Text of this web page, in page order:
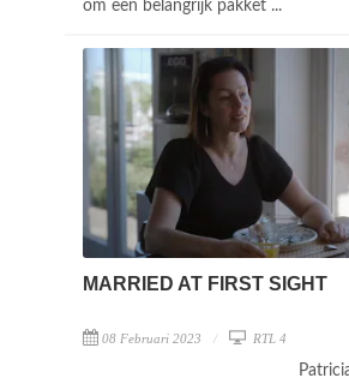
om een belangrijk pakket ...
MARRIED AT FIRST SIGHT
08 Februari 2023 RTL 4